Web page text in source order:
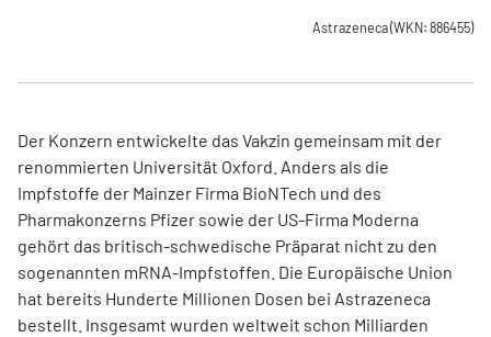
Astrazeneca(WKN: 886455)
Der Konzern entwickelte das Vakzin gemeinsam mit der
renommierten Universität Oxford. Anders als die
Impfstoffe der Mainzer Firma BioNTech und des
Pharmakonzerns Pfizer sowie der US-Firma Moderna
gehört das britisch-schwedische Präparat nicht zu den
sogenannten mRNA-Impfstoffen. Die Europäische Union
hat bereits Hunderte Millionen Dosen bei Astrazeneca
bestellt. Insgesamt wurden weltweit schon Milliarden